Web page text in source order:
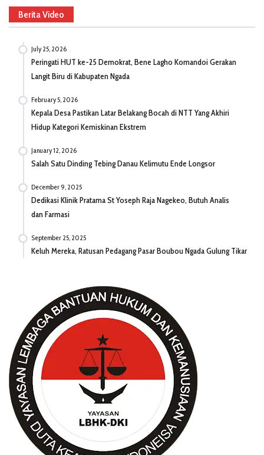
Berita Video
July 25, 2026
Peringati HUT ke-25 Demokrat, Bene Lagho Komandoi Gerakan
Langit Biru di Kabupaten Ngada
February 5, 2026
Kepala Desa Pastikan Latar Belakang Bocah di NTT Yang Akhiri
Hidup Kategori Kemiskinan Ekstrem
January 12, 2026
Salah Satu Dinding Tebing Danau Kelimutu Ende Longsor
December 9, 2025
Dedikasi Klinik Pratama St Yoseph Raja Nagekeo, Butuh Analis
dan Farmasi
September 25, 2025
Keluh Mereka, Ratusan Pedagang Pasar Boubou Ngada Gulung Tikar